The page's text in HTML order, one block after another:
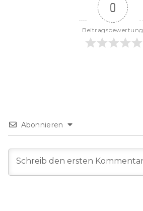
0
Beitragsbewertung
Abonnieren